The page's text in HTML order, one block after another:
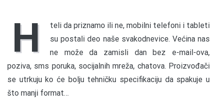
H
teli da priznamo ili ne, mobilni telefoni i tableti
su postali deo naše svakodnevice. Većina nas
ne može da zamisli dan bez e-mail-ova,
poziva, sms poruka, socijalnih mreža, chatova. Proizvođači
se utrkuju ko će bolju tehničku specifikaciju da spakuje u
što manji format…